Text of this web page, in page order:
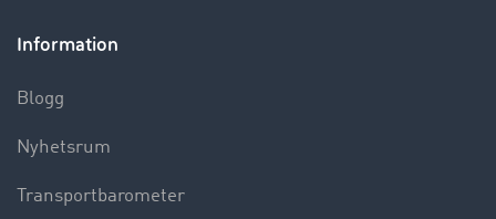
Information
Blogg
Nyhetsrum
Transportbarometer